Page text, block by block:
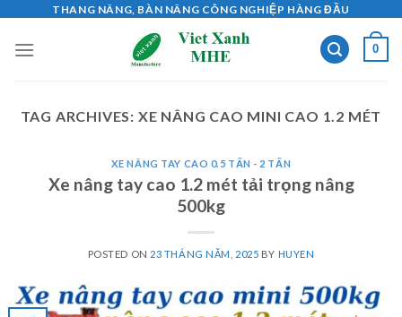
content
THANG NÂNG, BÀN NÂNG CÔNG NGHIỆP HÀNG ĐẦU
0
TAG ARCHIVES: XE NÂNG CAO MINI CAO 1.2 MÉT
XE NÂNG TAY CAO 0.5 TẤN - 2 TẤN
Xe nâng tay cao 1.2 mét tải trọng nâng
500kg
POSTED ON 23 THÁNG NĂM, 2025 BY HUYEN